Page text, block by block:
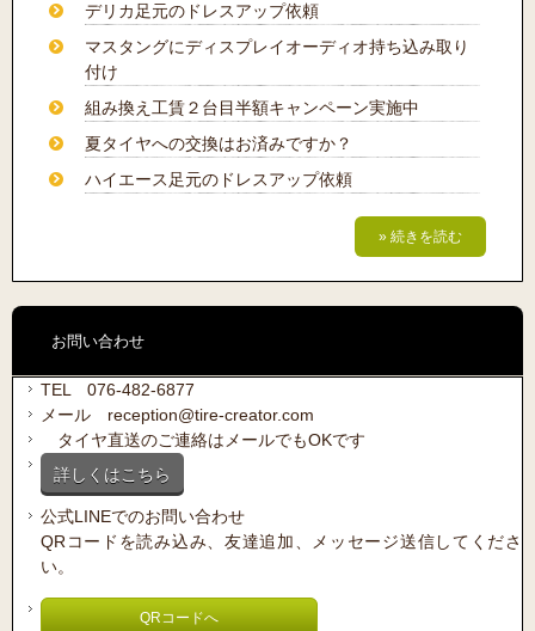
デリカ足元のドレスアップ依頼
マスタングにディスプレイオーディオ持ち込み取り
付け
組み換え工賃２台目半額キャンペーン実施中
夏タイヤへの交換はお済みですか？
ハイエース足元のドレスアップ依頼
» 続きを読む
お問い合わせ
TEL 076-482-6877
メール reception@tire-creator.com
タイヤ直送のご連絡はメールでもOKです
詳しくはこちら
公式LINEでのお問い合わせ
QRコードを読み込み、友達追加、メッセージ送信してくださ
い。
QRコードへ